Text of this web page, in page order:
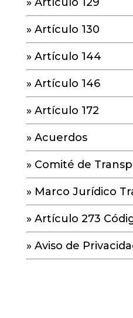
» Artículo 130
» Artículo 144
» Artículo 146
» Artículo 172
» Acuerdos
» Comité de
» Marco Jurídico
» Artículo 273
» Aviso de